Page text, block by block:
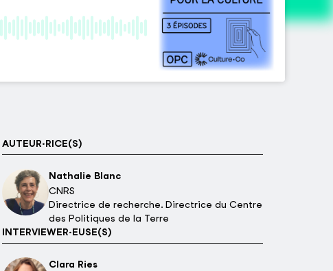
AUTEUR·RICE(S)
Nathalie Blanc
CNRS
Directrice de recherche. Directrice du Centre
des Politiques de la Terre
INTERVIEWER·EUSE(S)
Clara Ries